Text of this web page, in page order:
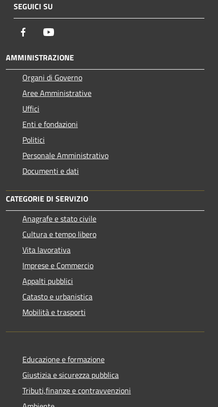
SEGUICI SU
Facebook
AMMINISTRAZIONE
Organi di Governo
Aree Amministrative
Uffici
Enti e fondazioni
Politici
Personale Amministrativo
Documenti e dati
CATEGORIE DI SERVIZIO
Anagrafe e stato civile
Cultura e tempo libero
Vita lavorativa
Imprese e Commercio
Appalti pubblici
Catasto e urbanistica
Mobilità e trasporti
Educazione e formazione
Giustizia e sicurezza pubblica
Tributi,finanze e contravvenzioni